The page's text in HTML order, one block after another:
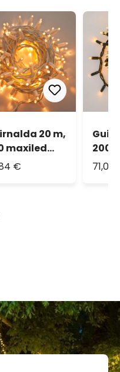
20 m,
maxiled
cálido,
€
200